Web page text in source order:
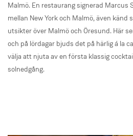
Malmö. En restaurang signerad Marcus
mellan New York och Malmö, även
utsikter över Malmö och Öresund. Här
och på lördagar bjuds det på härlig á la
välja att njuta av en första klassig
solnedgång.